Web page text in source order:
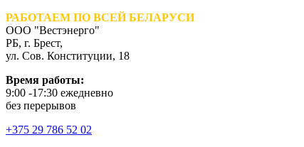
РАБОТАЕМ ПО ВСЕЙ БЕЛАРУСИ
ООО "Вестэнерго"
РБ, г. Брест,
ул. Сов. Конституции, 18
Время работы:
9:00 -17:30 ежедневно
без перерывов
+375 29 786 52 02